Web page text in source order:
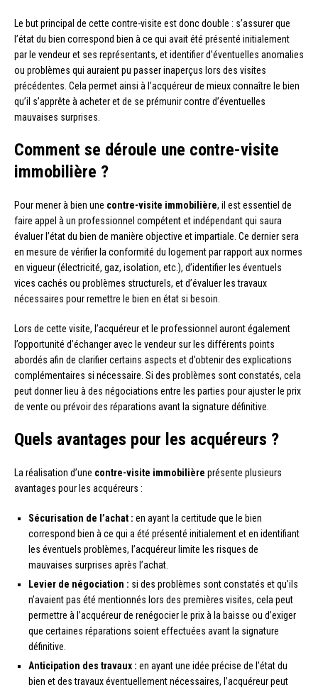
Le but principal de cette contre-visite est donc double : s’assurer que
l’état du bien correspond bien à ce qui avait été présenté initialement
par le vendeur et ses représentants, et identifier d’éventuelles anomalies
ou problèmes qui auraient pu passer inaperçus lors des visites
précédentes. Cela permet ainsi à l’acquéreur de mieux connaître le bien
qu’il s’apprête à acheter et de se prémunir contre d’éventuelles
mauvaises surprises.
Comment se déroule une contre-visite
immobilière ?
Pour mener à bien une contre-visite immobilière, il est essentiel de
faire appel à un professionnel compétent et indépendant qui saura
évaluer l’état du bien de manière objective et impartiale. Ce dernier sera
en mesure de vérifier la conformité du logement par rapport aux normes
en vigueur (électricité, gaz, isolation, etc.), d’identifier les éventuels
vices cachés ou problèmes structurels, et d’évaluer les travaux
nécessaires pour remettre le bien en état si besoin.
Lors de cette visite, l’acquéreur et le professionnel auront également
l’opportunité d’échanger avec le vendeur sur les différents points
abordés afin de clarifier certains aspects et d’obtenir des explications
complémentaires si nécessaire. Si des problèmes sont constatés, cela
peut donner lieu à des négociations entre les parties pour ajuster le prix
de vente ou prévoir des réparations avant la signature définitive.
Quels avantages pour les acquéreurs ?
La réalisation d’une contre-visite immobilière présente plusieurs
avantages pour les acquéreurs :
Sécurisation de l’achat : en ayant la certitude que le bien
correspond bien à ce qui a été présenté initialement et en identifiant
les éventuels problèmes, l’acquéreur limite les risques de
mauvaises surprises après l’achat.
Levier de négociation : si des problèmes sont constatés et qu’ils
n’avaient pas été mentionnés lors des premières visites, cela peut
permettre à l’acquéreur de renégocier le prix à la baisse ou d’exiger
que certaines réparations soient effectuées avant la signature
définitive.
Anticipation des travaux : en ayant une idée précise de l’état du
bien et des travaux éventuellement nécessaires, l’acquéreur peut